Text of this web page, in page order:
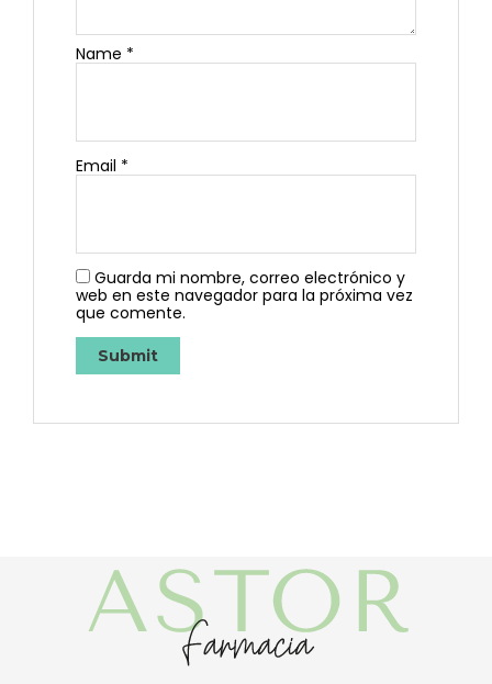
Name *
Email *
Guarda mi nombre, correo electrónico y
web en este navegador para la próxima vez
que comente.